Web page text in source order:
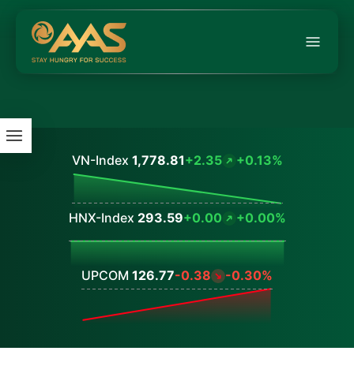
VN-Index 1,778.81+2.35 +0.13%
HNX-Index 293.59+0.00 +0.00%
UPCOM 126.77-0.38 -0.30%